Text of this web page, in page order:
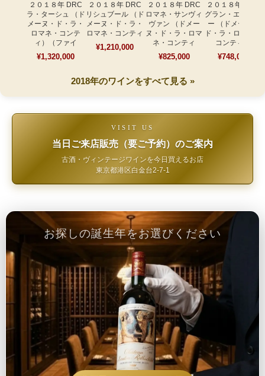
２０１８年 DRC
ラ・ターシュ （ド
メーヌ・ド・ラ・
ロマネ・コンテ
ィ）（ファイ
¥1,320,000
２０１８年 DRC
リシュブール （ド
メーヌ・ド・ラ・
ロマネ・コンティ
¥1,210,000
２０１８年 DRC
ロマネ・サンヴィ
ヴァン （ドメー
ヌ・ド・ラ・ロマ
ネ・コンティ
¥825,000
２０１８年 DRC
グラン・エシェゾ
ー （ドメーヌ・
ド・ラ・ロマネ・
コンティ）
¥748,000
2018年のワインをすべて見る »
VISIT US
当日ご来店販売（要ご予約）のご案内
古酒・ヴィンテージワインを今日買えるお店
東京都港区白金台2-7-1
お探しの誕生年をお選びください